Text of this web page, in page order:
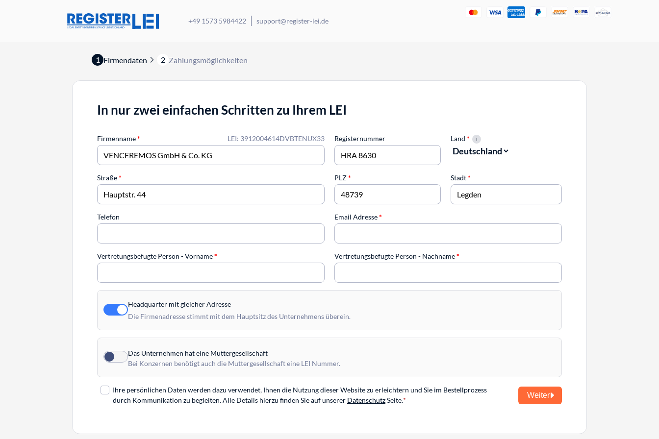
+49 1573 5984422 support@register-lei.de
1 Firmendaten 2 Zahlungsmöglichkeiten
In nur zwei einfachen Schritten zu Ihrem LEI
LEI: 3912004614DVBTENUX33
Firmenname* Registernummer Land *
Straße* PLZ* Stadt*
Telefon Email Adresse*
Vertretungsbefugte Person - Vorname* Vertretungsbefugte Person - Nachname*
Headquarter mit gleicher Adresse
Die Firmenadresse stimmt mit dem Hauptsitz des Unternehmens überein.
Das Unternehmen hat eine Muttergesellschaft
Bei Konzernen benötigt auch die Muttergesellschaft eine LEI Nummer.
Ihre persönlichen Daten werden dazu verwendet, Ihnen die Nutzung dieser Website zu erleichtern und Sie im Bestellprozess
durch Kommunikation zu begleiten. Alle Details hierzu finden Sie auf unserer DatenschutzSeite.
Weiter